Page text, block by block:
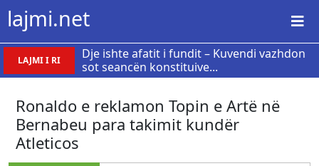
lajmi.net
LAJMI I RI
Dje ishte afatit i fundit – Kuvendi vazhdon
sot seancën konstituive...
Ronaldo e reklamon Topin e Artë në
Bernabeu para takimit kundër
Atleticos